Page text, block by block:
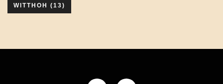
WITTHOH (13)